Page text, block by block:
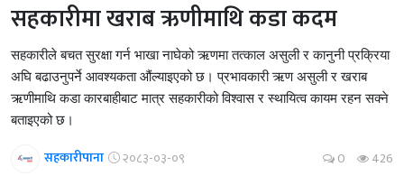
सहकारीमा खराब ऋणीमाथि कडा कदम
सहकारीले बचत सुरक्षा गर्न भाखा नाघेको ऋणमा तत्काल असुली र कानुनी प्रक्रिया
अघि बढाउनुपर्ने आवश्यकता औंल्याइएको छ। प्रभावकारी ऋण असुली र खराब
ऋणीमाथि कडा कारबाहीबाट मात्र सहकारीको विश्वास र स्थायित्व कायम रहन सक्ने
बताइएको छ।
सहकारीपाना २०८३-०३-०९ 0 426